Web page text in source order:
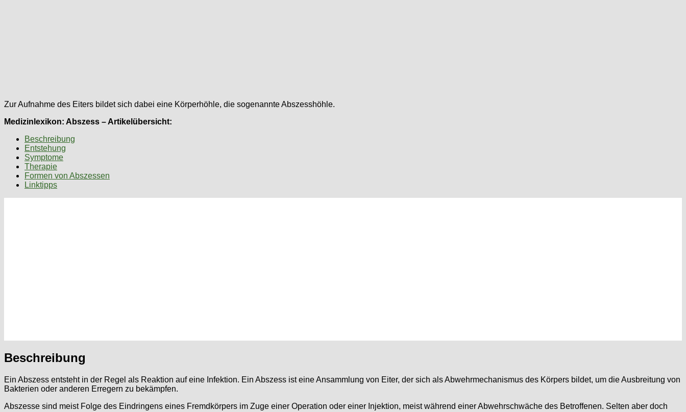
Zur Aufnahme des Eiters bildet sich dabei eine Körperhöhle, die sogenannte Abszesshöhle.
Medizinlexikon: Abszess – Artikelübersicht:
Beschreibung
Entstehung
Symptome
Therapie
Formen von Abszessen
Linktipps
Beschreibung
Ein Abszess entsteht in der Regel als Reaktion auf eine Infektion. Ein Abszess ist eine Ansammlung von Eiter, der sich als Abwehrmechanismus des Körpers bildet, um die Ausbreitung von
Bakterien oder anderen Erregern zu bekämpfen.
Abszesse sind meist Folge des Eindringens eines Fremdkörpers im Zuge einer Operation oder einer Injektion, meist während einer Abwehrschwäche des Betroffenen. Selten aber doch